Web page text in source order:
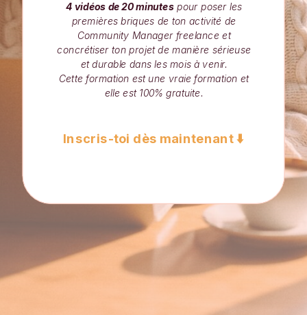
4 vidéos de 20 minutes pour poser les
premières briques de ton activité de
Community Manager freelance et
concrétiser ton projet de manière sérieuse
et durable dans les mois à venir.
Cette formation est une vraie formation et
elle est 100% gratuite.
Inscris-toi dès maintenant ⬇️